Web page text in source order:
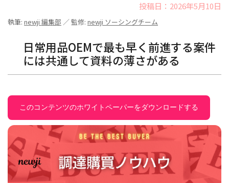
投稿日：2026年5月10日
執筆: newji 編集部 ／ 監修: newji ソーシングチーム
日常用品OEMで最も早く前進する案件
には共通して資料の薄さがある
このコンテンツのホワイトペーパーをダウンロードする